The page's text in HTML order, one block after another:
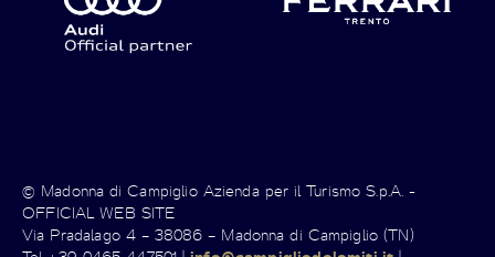
© Madonna di Campiglio Azienda per il Turismo S.p.A. -
OFFICIAL WEB SITE
Via Pradalago 4 – 38086 – Madonna di Campiglio (TN)